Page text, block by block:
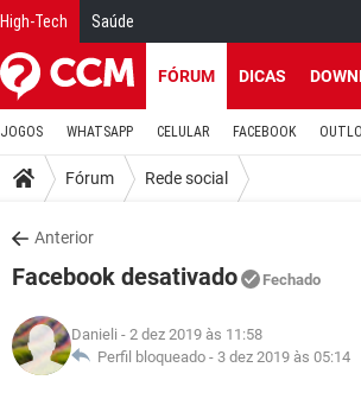
High-Tech Saúde
FÓRUM DICAS
JOGOS WHATSAPP CELULAR FACEBOOK
Fórum Rede social
Anterior
Facebook desativado Fechado
Danieli - 2 dez 2019 às 11:58
Perfil bloqueado - 3 dez 2019 às 05:14